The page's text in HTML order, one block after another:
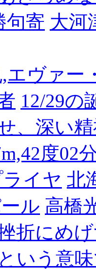
句寄 大河
エヴァ
12/29の
、深い
度02
イヤ 北
ル 高橋
折にめ
いう意